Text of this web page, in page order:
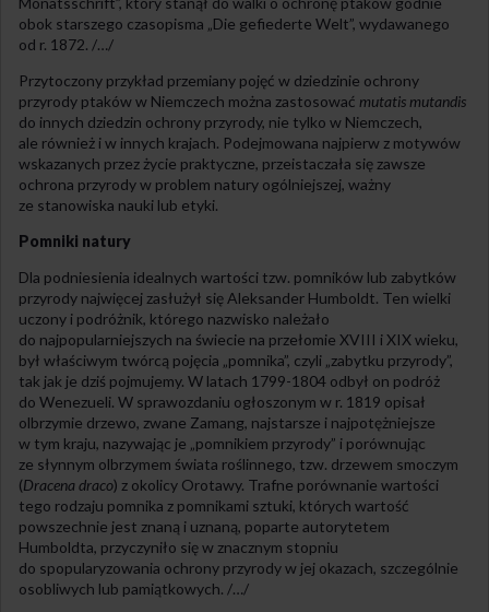
obok starszego czasopisma „Die gefiederte Welt”, wydawanego
od r. 1872. /…/
Przytoczony przykład przemiany pojęć w dziedzinie ochrony
przyrody ptaków w Niemczech można zastosować mutatis mutandis
do innych dziedzin ochrony przyrody, nie tylko w Niemczech,
ale również i w innych krajach. Podejmowana najpierw z motywów
wskazanych przez życie praktyczne, przeistaczała się zawsze
ochrona przyrody w problem natury ogólniejszej, ważny
ze stanowiska nauki lub etyki.
Pomniki natury
Dla podniesienia idealnych wartości tzw. pomników lub zabytków
przyrody najwięcej zasłużył się Aleksander Humboldt. Ten wielki
uczony i podróżnik, którego nazwisko należało
do najpopularniejszych na świecie na przełomie XVIII i XIX wieku,
był właściwym twórcą pojęcia „pomnika”, czyli „zabytku przyrody”,
tak jak je dziś pojmujemy. W latach 1799-1804 odbył on podróż
do Wenezueli. W sprawozdaniu ogłoszonym w r. 1819 opisał
olbrzymie drzewo, zwane Zamang, najstarsze i najpotężniejsze
w tym kraju, nazywając je „pomnikiem przyrody” i porównując
ze słynnym olbrzymem świata roślinnego, tzw. drzewem smoczym
(Dracena draco) z okolicy Orotawy. Trafne porównanie wartości
tego rodzaju pomnika z pomnikami sztuki, których wartość
powszechnie jest znaną i uznaną, poparte autorytetem
Humboldta, przyczyniło się w znacznym stopniu
do spopularyzowania ochrony przyrody w jej okazach, szczególnie
osobliwych lub pamiątkowych. /…/